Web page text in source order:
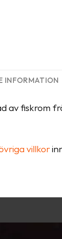
INFORMATION
av fiskrom
villkor